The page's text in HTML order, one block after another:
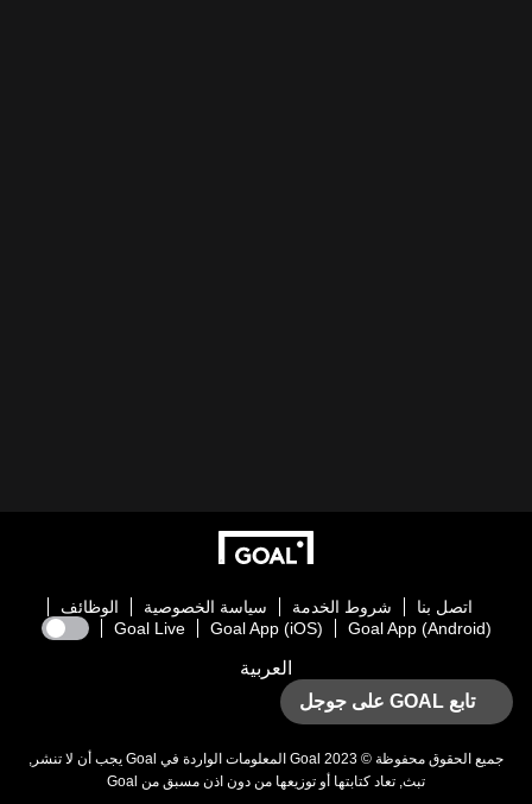
اتصل بنا شروط الخدمة سياسة الخصوصية
الوظائف
Goal App (Android)
Goal App (iOS)
Goal Live
العربية
تابع GOAL على جوجل
جميع الحقوق محفوظة © 2023 Goal المعلومات الواردة في Goal يجب أن لا تنشر,
تبث, تعاد كتابتها أو توزيعها من دون اذن مسبق من Goal